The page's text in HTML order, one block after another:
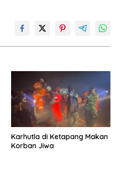
Karhutla di Ketapang Makan
Korban Jiwa